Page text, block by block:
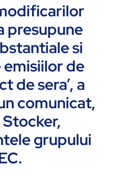
presupune
si
de
de sera’, a
comunicat,
grupului